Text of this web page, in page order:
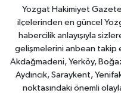
Yozgat Hakimiyet
ilçelerinden en güncel
habercilik anlayışıyla
gelişmelerini anbean takip
Akdağmadeni, Yerköy,
Aydıncık, Saraykent,
noktasındaki önemli